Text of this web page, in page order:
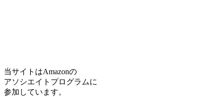
当サイトはAmazonの
アソシエイトプログラムに
参加しています。